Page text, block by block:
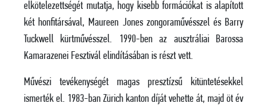
elkötelezettségét mutatja, hogy kisebb formációkat is alapított
két honfitársával, Maureen Jones zongoraművésszel és Barry
Tuckwell kürtművésszel. 1990-ben az ausztráliai Barossa
Kamarazenei Fesztivál elindításában is részt vett.
Művészi tevékenységét magas presztízsű kitüntetésekkel
ismerték el. 1983-ban Zürich kanton díját vehette át, majd öt év